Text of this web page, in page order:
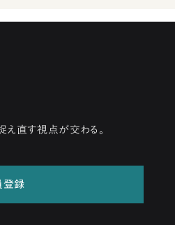
え直す視点が交わる。
登録